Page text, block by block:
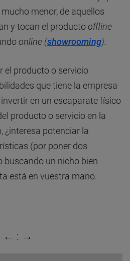
menor, de aquellos
y tocan el productooffline
online (showrooming).
el producto o servicio
que tiene la empresa
en un escaparate físico
producto o servicio en la
¿interesa potenciar la
(por poner dos
buscando un nicho bien
está en vuestra mano.